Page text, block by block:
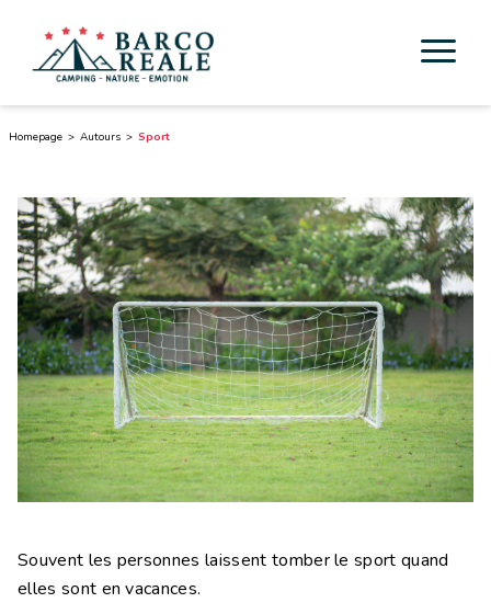
Services
Activités
Esperienze
Cicloturismo
Autours
Découverte de la Toscane
Contacts
Travaille avec nous
Homepage Autours Sport
Souvent les personnes laissent tomber le sport quand
elles sont en vacances.